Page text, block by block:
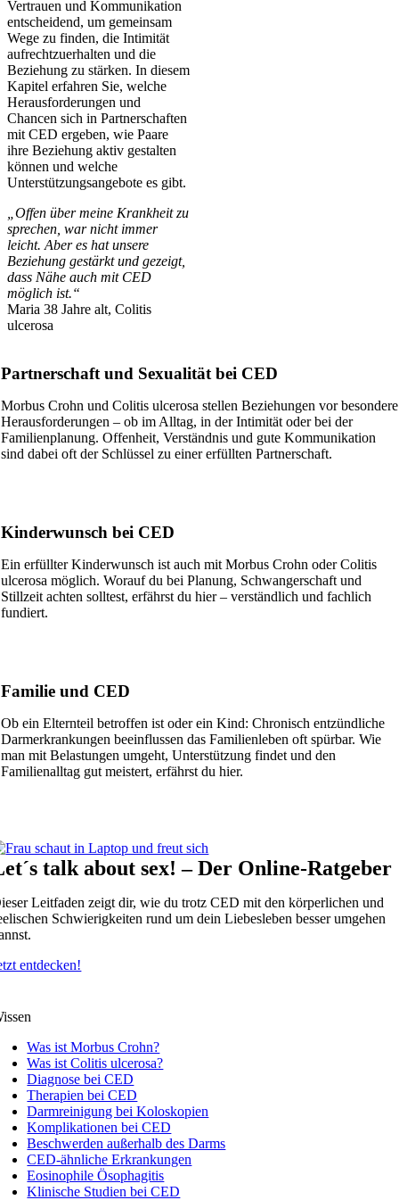
Vertrauen und Kommunikation
entscheidend, um gemeinsam
Wege zu finden, die Intimität
aufrechtzuerhalten und die
Beziehung zu stärken. In diesem
Kapitel erfahren Sie, welche
Herausforderungen und
Chancen sich in Partnerschaften
mit CED ergeben, wie Paare
ihre Beziehung aktiv gestalten
können und welche
Unterstützungsangebote es gibt.
„Offen über meine Krankheit zu
sprechen, war nicht immer
leicht. Aber es hat unsere
Beziehung gestärkt und gezeigt,
dass Nähe auch mit CED
möglich ist.“
Maria 38 Jahre alt, Colitis
ulcerosa
Partnerschaft und Sexualität bei CED
Morbus Crohn und Colitis ulcerosa stellen Beziehungen vor besondere
Herausforderungen – ob im Alltag, in der Intimität oder bei der
Familienplanung. Offenheit, Verständnis und gute Kommunikation
sind dabei oft der Schlüssel zu einer erfüllten Partnerschaft.
Kinderwunsch bei CED
Ein erfüllter Kinderwunsch ist auch mit Morbus Crohn oder Colitis
ulcerosa möglich. Worauf du bei Planung, Schwangerschaft und
Stillzeit achten solltest, erfährst du hier – verständlich und fachlich
fundiert.
Familie und CED
Ob ein Elternteil betroffen ist oder ein Kind: Chronisch entzündliche
Darmerkrankungen beeinflussen das Familienleben oft spürbar. Wie
man mit Belastungen umgeht, Unterstützung findet und den
Familienalltag gut meistert, erfährst du hier.
talk about sex! – Der Online-Ratgeber
Leitfaden zeigt dir, wie du trotz CED mit den körperlichen und
Schwierigkeiten rund um dein Liebesleben besser umgehen
entdecken!
Was ist Morbus Crohn?
Was ist Colitis ulcerosa?
Diagnose bei CED
Therapien bei CED
Darmreinigung bei Koloskopien
Komplikationen bei CED
Beschwerden außerhalb des Darms
CED-ähnliche Erkrankungen
Eosinophile Ösophagitis
Klinische Studien bei CED